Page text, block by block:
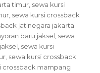
timur, sewa kursi
, sewa kursi crossback
jatinegara jakarta
baru jaksel, sewa
, sewa kursi
, sewa kursi crossback
crossback mampang